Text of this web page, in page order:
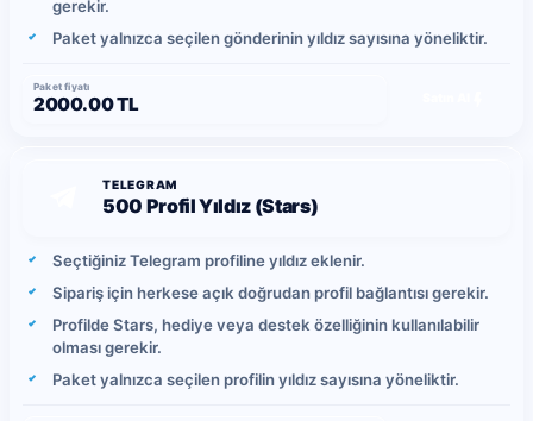
gerekir.
Paket yalnızca seçilen gönderinin yıldız sayısına yöneliktir.
Paket fiyatı
2000.00 TL
TELEGRAM
500 Profil Yıldız (Stars)
Seçtiğiniz Telegram profiline yıldız eklenir.
Sipariş için herkese açık doğrudan profil bağlantısı gerekir.
Profilde Stars, hediye veya destek özelliğinin kullanılabilir
olması gerekir.
Paket yalnızca seçilen profilin yıldız sayısına yöneliktir.